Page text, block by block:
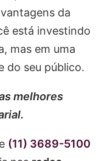
da
está investindo
mas em uma
do seu público.
melhores
(11) 3689-5100